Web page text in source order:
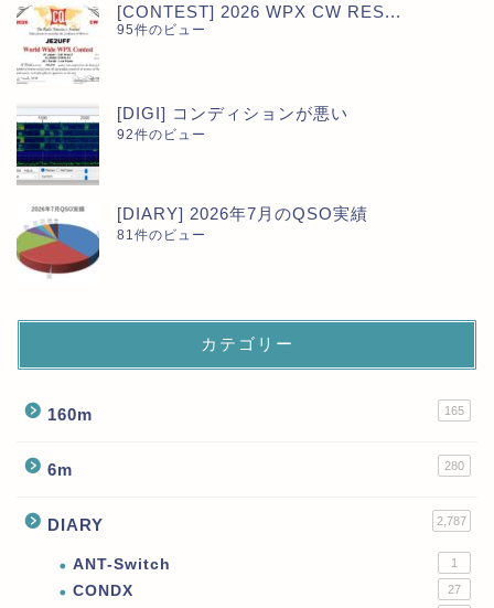
[CONTEST] 2026 WPX CW RES...
95件のビュー
[DIGI] コンディションが悪い
92件のビュー
[DIARY] 2026年7月のQSO実績
81件のビュー
カテゴリー
160m 165
6m 280
DIARY 2,787
ANT-Switch 1
CONDX 27